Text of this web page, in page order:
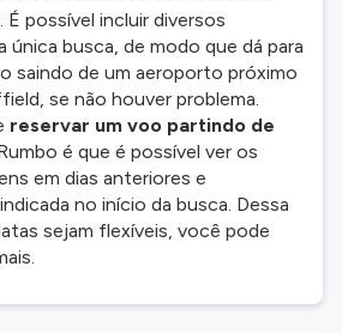
É possível incluir diversos
única busca, de modo que dá para
saindo de um aeroporto próximo
se não houver problema.
reservar um voo partindo de
é que é possível ver os
em dias anteriores e
no início da busca. Dessa
sejam flexíveis, você pode